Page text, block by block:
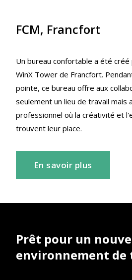
FCM, Francfort
Un bureau confortable a été créé
WinX Tower de Francfort.
pointe, ce bureau offre aux
seulement un lieu de travail mais
professionnel où la créativité et
trouvent leur place.
En savoir plus
Prêt pour un
environnement de